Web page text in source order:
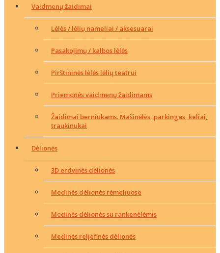
Vaidmenų žaidimai
Lėlės / lėlių nameliai / aksesuarai
Pasakojimų / kalbos lėlės
Pirštininės lėlės lėlių teatrui
Priemonės vaidmenų žaidimams
Žaidimai berniukams. Mašinėlės, parkingas, keliai,
traukinukai
Dėlionės
3D erdvinės dėlionės
Medinės dėlionės rėmeliuose
Medinės dėlionės su rankenėlėmis
Medinės reljefinės dėlionės